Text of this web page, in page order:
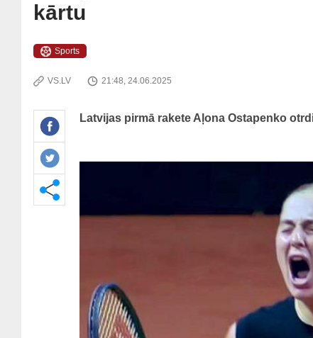
kārtu
Sports
VS.LV 21:48, 24.06.2025
Latvijas pirmā rakete Aļona Ostapenko